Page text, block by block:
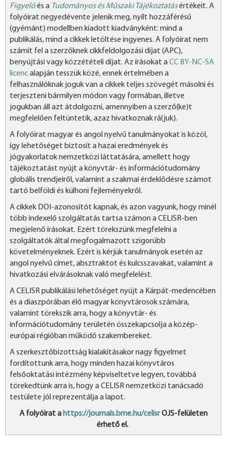
Figyelőés a Tudományos és Műszaki Tájékoztatásértékeit. A
folyóirat negyedévente jelenik meg, nyílt hozzáférésű
(gyémánt) modellben kiadott kiadványként: mind a
publikálás, mind a cikkek letöltése ingyenes. A folyóirat nem
számít fel a szerzőknek cikkfeldolgozási díjat (APC),
benyújtási vagy közzétételi díjat. Az írásokat aCC BY-NC-SA
licencalapján tesszük közé, ennek értelmében a
felhasználóknak joguk van a cikkek teljes szövegét másolni és
terjeszteni bármilyen módon vagy formában, illetve
jogukban áll azt átdolgozni, amennyiben a szerző(ke)t
megfelelően feltüntetik, azaz hivatkoznak rá(juk).
A folyóirat magyar és angol nyelvű tanulmányokat is közöl,
így lehetőséget biztosít a hazai eredmények és
jógyakorlatok nemzetközi láttatására, amellett hogy
tájékoztatást nyújt a könyvtár- és információtudomány
globális trendjeiről, valamint a szakmai érdeklődésre számot
tartó belföldi és külhoni fejleményekről.
A cikkek DOI-azonosítót kapnak, és azon vagyunk, hogy minél
több indexelő szolgáltatás tartsa számon a CELISR-ben
megjelenő írásokat. Ezért törekszünk megfelelni a
szolgáltatók által megfogalmazott szigorúbb
követelményeknek. Ezért is kérjük tanulmányok esetén az
angol nyelvű címet, absztraktot és kulcsszavakat, valamint a
hivatkozási elvárásoknak való megfelelést.
A CELISR publikálási lehetőséget nyújt a Kárpát-medencében
és a diaszpórában élő magyar könyvtárosok számára,
valamint törekszik arra, hogy a könyvtár- és
információtudomány területén összekapcsolja a közép-
európai régióban működő szakembereket.
A szerkesztőbizottság kialakításakor nagy figyelmet
fordítottunk arra, hogy minden hazai könyvtáros
felsőoktatási intézmény képviseltetve legyen, továbbá
törekedtünk arra is, hogy a CELISR nemzetközi tanácsadó
testülete jól reprezentálja a lapot.
A folyóirat a https://journals.bme.hu/celisrOJS-felületen
érhető el.